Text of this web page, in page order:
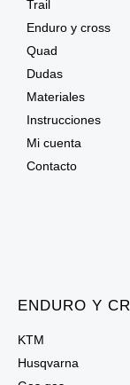
Trail
Enduro y cross
Quad
Dudas
Materiales
Instrucciones
Mi cuenta
Contacto
ENDURO Y
KTM
Husqvarna